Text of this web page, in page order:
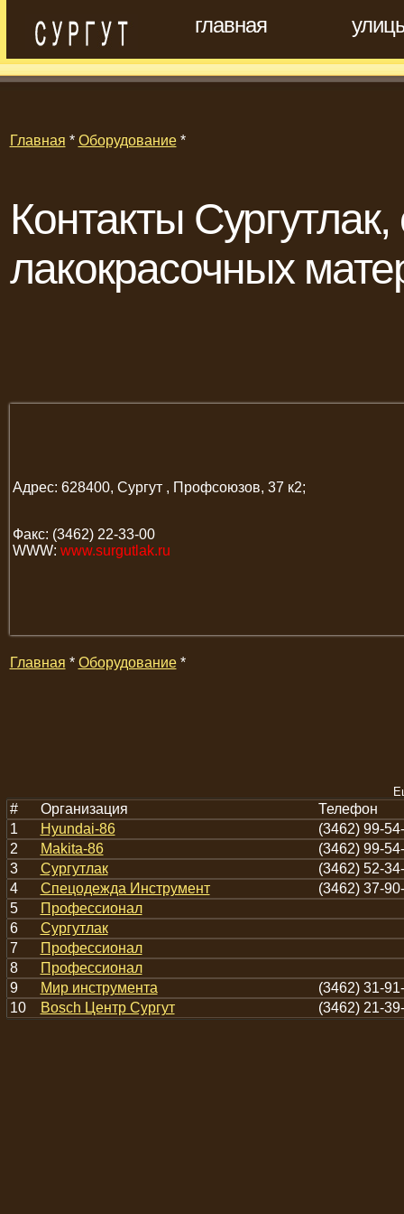
главная
Главная * Оборудование*
Контакты
лакокрасочных
Адрес: 628400, Сургут , Профсоюзов, 37 к2;
Факс: (3462) 22-33-00
WWW: www.surgutlak.ru
Главная * Оборудование*
# Организация
Телефон
1
Hyundai-86
(3462) 99-
2
Makita-86
(3462) 99-
3
Сургутлак
(3462) 52-
4
Спецодежда Инструмент
(3462) 37-
5
Профессионал
6
Сургутлак
7
Профессионал
8
Профессионал
9
Мир инструмента
(3462) 31-
10
Bosch Центр Сургут (3462) 21-